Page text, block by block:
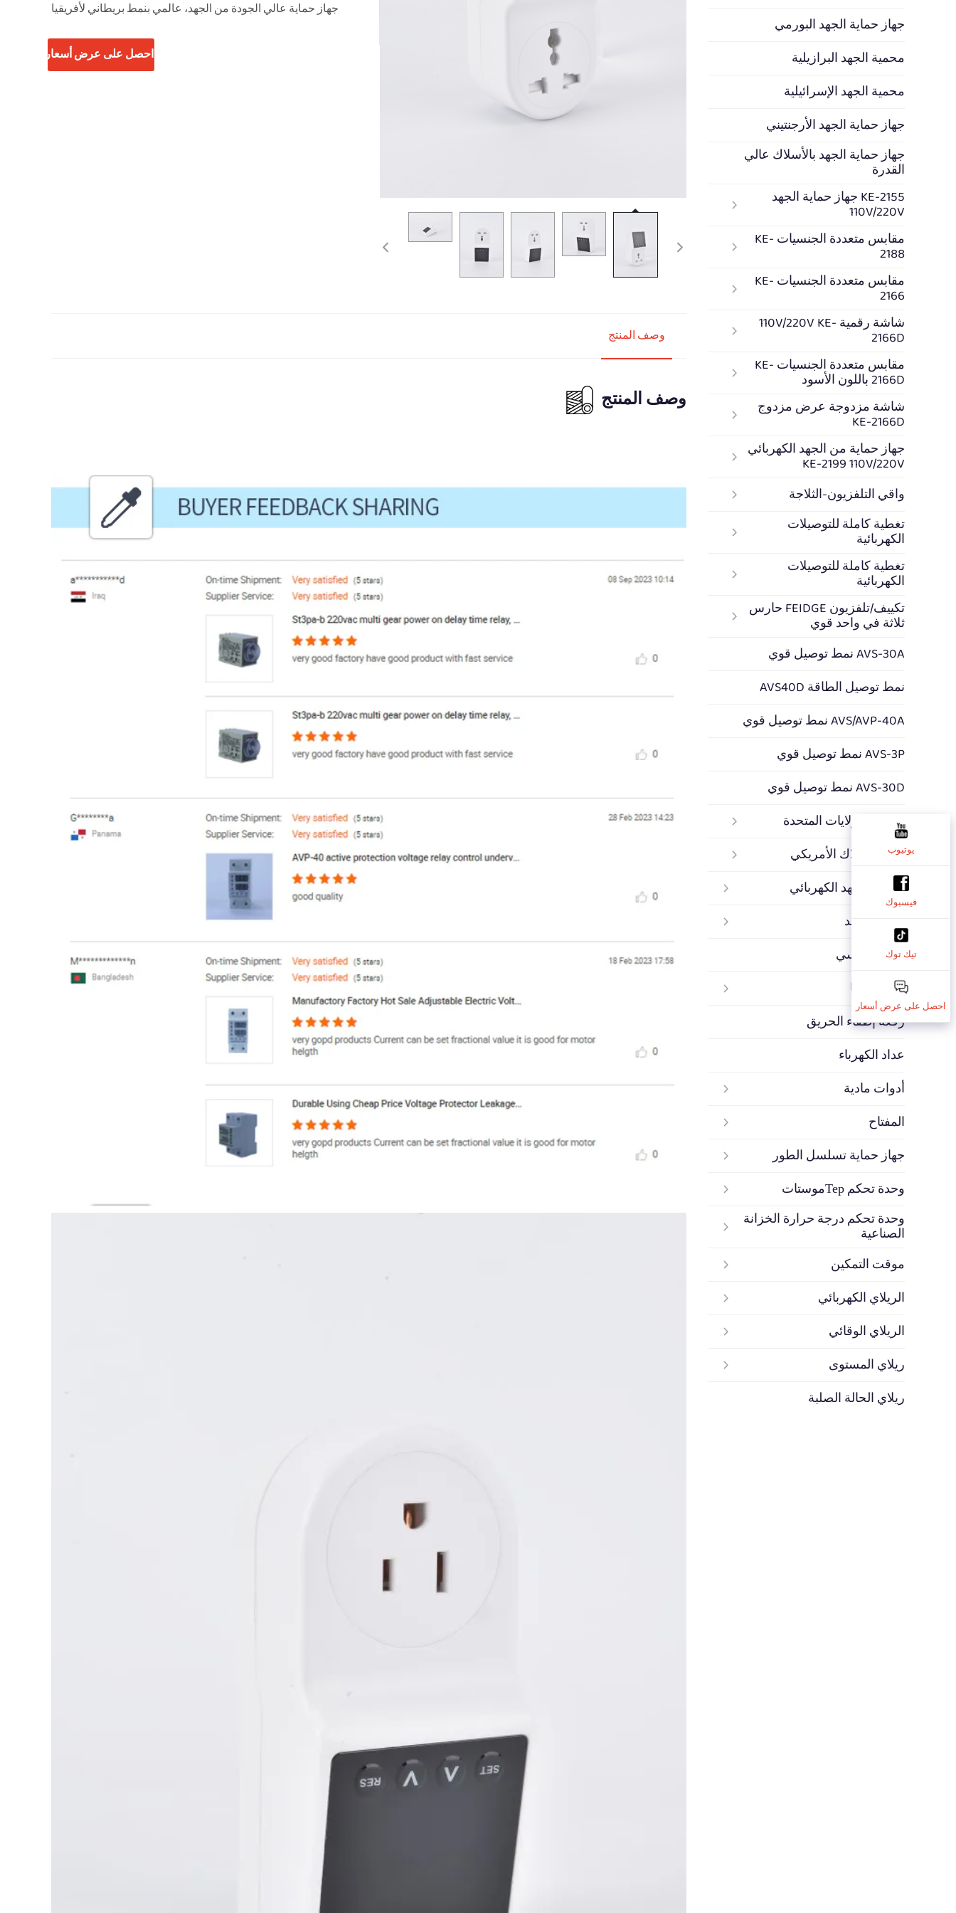
جهاز حماية الجهد البورمي
محمية الجهد البرازيلية
محمية الجهد الإسرائيلية
جهاز حماية الجهد الأرجنتيني
جهاز حماية الجهد بالأسلاك عالي
القدرة
KE-2155 جهاز حماية الجهد
110V/220V
مقابس متعددة الجنسيات KE-
2188
مقابس متعددة الجنسيات KE-
2166
شاشة رقمية 110V/220V KE-
2166D
مقابس متعددة الجنسيات KE-
2166D باللون الأسود
شاشة مزدوجة عرض مزدوج
KE-2166D
جهاز حماية من الجهد الكهربائي
KE-2199 110V/220V
واقي التلفزيون-الثلاجة
تغطية كاملة للتوصيلات
الكهربائية
تغطية كاملة للتوصيلات
الكهربائية
تكييف/تلفزيون FEIDGE حارس
ثلاثة في واحد قوي
AVS-30A نمط توصيل قوي
نمط توصيل الطاقة AVS40D
AVS/AVP-40A نمط توصيل قوي
AVS-3P نمط توصيل قوي
AVS-30D نمط توصيل قوي
مقابس الولايات المتحدة
نمط الأسلاك الأمريكي
حارس الجهد الكهربائي
منظم الجهد
مفتاح دواسي
الأكثر مبيعًا
رقعة إطفاء الحريق
عداد الكهرباء
أدوات مادية
المفتاح
جهاز حماية تسلسل الطور
وحدة تحكم Терموستات
وحدة تحكم درجة حرارة الخزانة
الصناعية
موقت التمكين
الريلاي الكهربائي
الريلاي الوقائي
ريلاي المستوى
ريلاي الحالة الصلبة
جهاز حماية عالي الجودة من الجهد، عالمي بنمط بريطاني لأفريقيا
احصل على عرض أسعار
وصف المنتج
وصف المنتج
يوتيوب
فيسبوك
تيك توك
احصل على عرض أسعار